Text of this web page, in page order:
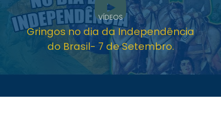
VÍDEOS
Gringos no dia da Independência
do Brasil- 7 de Setembro.